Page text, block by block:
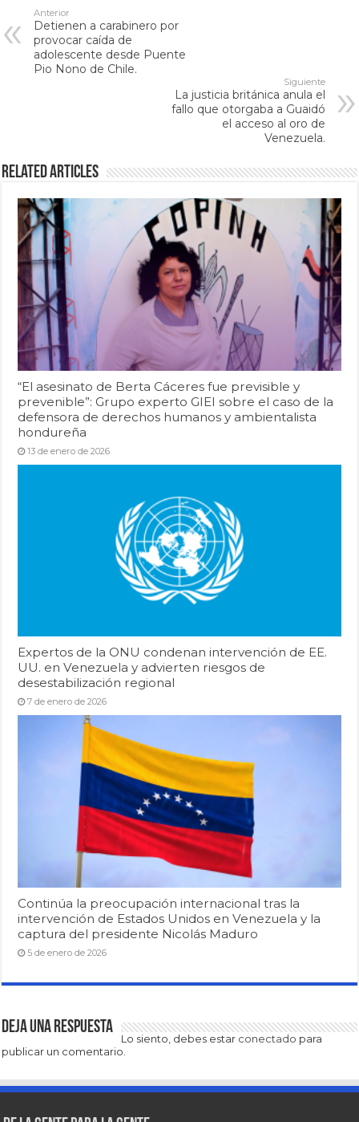
Anterior
Detienen a carabinero por
provocar caída de
adolescente desde Puente
Pio Nono de Chile.
Siguiente
La justicia británica anula el
fallo que otorgaba a Guaidó
el acceso al oro de
Venezuela.
Related Articles
“El asesinato de Berta Cáceres fue previsible y
prevenible”: Grupo experto GIEI sobre el caso de la
defensora de derechos humanos y ambientalista
hondureña
13 de enero de 2026
Expertos de la ONU condenan intervención de EE.
UU. en Venezuela y advierten riesgos de
desestabilización regional
7 de enero de 2026
Continúa la preocupación internacional tras la
intervención de Estados Unidos en Venezuela y la
captura del presidente Nicolás Maduro
5 de enero de 2026
Deja una respuesta
Lo siento, debes estar conectado para
publicar un comentario.